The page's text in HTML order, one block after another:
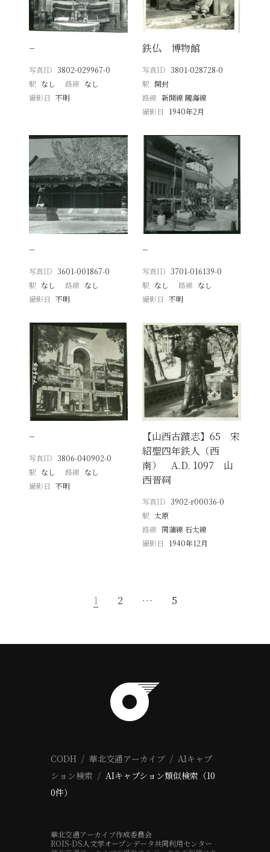
−
写真ID 3802-029967-0
駅 なし 路線 なし
撮影日
不明
鉄仏 博物館
写真ID 3801-028728-0
駅 開封
路線 新開線 隴海線
撮影日
1940年2月
−
写真ID 3601-001867-0
駅 なし 路線 なし
撮影日
不明
−
写真ID 3701-016139-0
駅 なし 路線 なし
撮影日 不明
−
写真ID 3806-040902-0
駅 なし 路線 なし
撮影日
不明
【山西古蹟志】65 宋
紹聖四年鉄人（西
南） A.D. 1097 山
西晋祠
写真ID 3902-r00036-0
駅 太原
路線 同蒲線 石太線
撮影日
1940年12月
1 2 … 5
CODH 華北交通アーカイブ
AIキャプ
ション検索
AIキャプション類似検索（10
0件）
華北交通アーカイブ作成委員会
ROIS-DS人文学オープンデータ共同利用センター